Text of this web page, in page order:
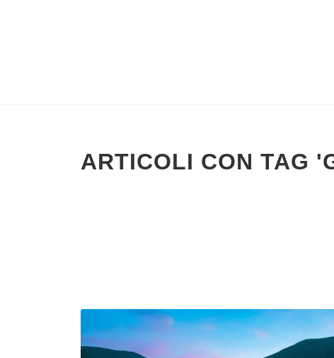
ARTICOLI CON TAG